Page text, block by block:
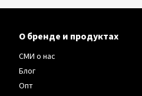
О бренде и продуктах
СМИ о нас
Блог
Опт